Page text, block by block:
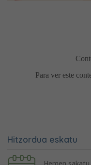
Hitzordua eskatu
Hemen